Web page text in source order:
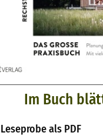
Im Buch
Leseprobe als PDF